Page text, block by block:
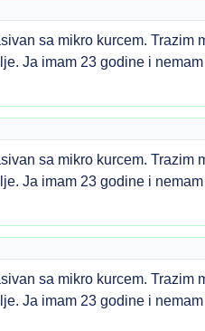
sa mikro kurcem. Trazim
Ja imam 23 godine i
sa mikro kurcem. Trazim
Ja imam 23 godine i
sa mikro kurcem. Trazim
Ja imam 23 godine i